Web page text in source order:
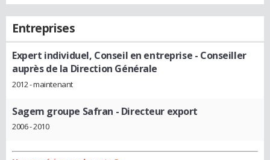
Entreprises
Expert individuel, Conseil en entreprise - Conseiller
auprès de la Direction Générale
2012 - maintenant
Sagem groupe Safran - Directeur export
2006 - 2010